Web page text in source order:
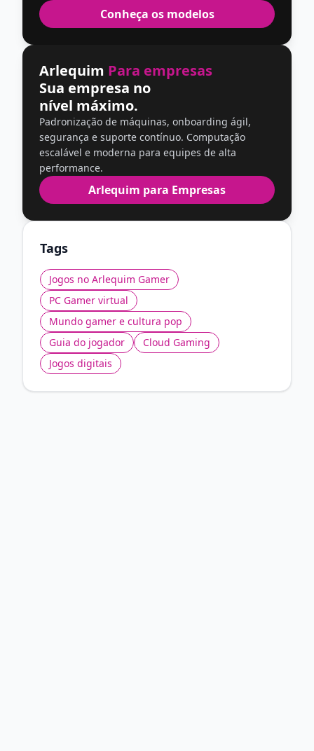
Conheça os modelos
Arlequim Para empresas
Sua empresa no
nível máximo.
Padronização de máquinas, onboarding ágil,
segurança e suporte contínuo. Computação
escalável e moderna para equipes de alta
performance.
Arlequim para Empresas
Tags
Jogos no Arlequim Gamer
PC Gamer virtual
Mundo gamer e cultura pop
Guia do jogador
Cloud Gaming
Jogos digitais